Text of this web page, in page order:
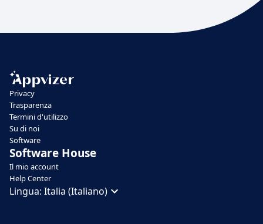
Privacy
Trasparenza
Termini d'utilizzo
Su di noi
Software
Software House
Il mio account
Help Center
Lingua: Italia (Italiano)